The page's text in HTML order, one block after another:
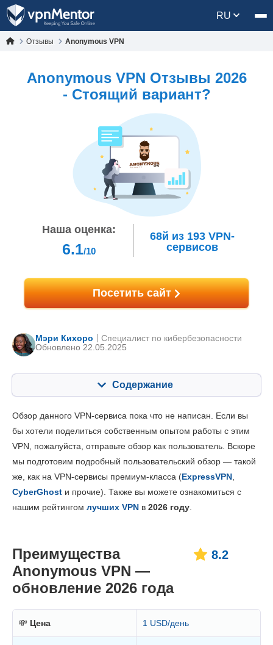
RU
Отзывы Anonymous VPN
Anonymous VPN Oтзывы 2026
- Стоящий вариант?
Наша оценка:
6.1/10
68й из 193 VPN-
сервисов
Посетить сайт
Мэри Кихоро
Обновлено 22.05.2025
Специалист по кибербезопасности
Содержание
Ключевые особенности 8.2
Установка и приложения 8.4
Надежность и поддержка 8.4
Обзор данного VPN-сервиса пока что не написан. Если вы
бы хотели поделиться собственным опытом работы с этим
VPN, пожалуйста, отправьте обзор как пользователь. Вскоре
мы подготовим подробный пользовательский обзор — такой
же, как на VPN-сервисы премиум-класса (ExpressVPN,
CyberGhost и прочие). Также вы можете ознакомиться с
нашим рейтингом лучших VPN в 2026 году.
Преимущества
Anonymous VPN —
обновление 2026 года
8.2
💸 Цена 1 USD/день